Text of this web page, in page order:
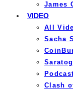
James
VIDEO
All
Sacha
Clash